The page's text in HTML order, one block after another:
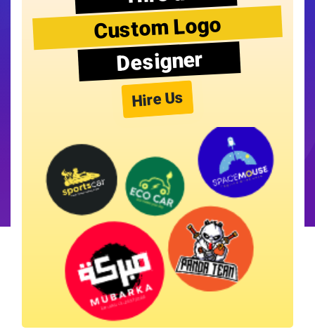
Custom Logo
Designer
Hire Us